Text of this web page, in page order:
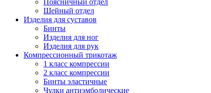
Поясничный отдел
Шейный отдел
Изделия для суставов
Бинты
Изделия для ног
Изделия для рук
Компрессионный трикотаж
1 класс компрессии
2 класс компрессии
Бинты эластичные
Чулки антиэмболические